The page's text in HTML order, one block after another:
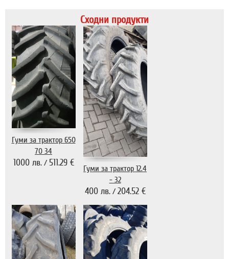
Сходни продукти
Гуми за трактор 650
70 34
1000 лв./ 511.29 €
Гуми за трактор 12.4
- 32
400 лв./ 204.52 €